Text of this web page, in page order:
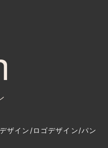
ザイン/ロゴデザイン/パン